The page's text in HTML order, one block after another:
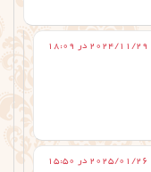
2024/11/29 در 18:09
2025/01/26 در 15:50